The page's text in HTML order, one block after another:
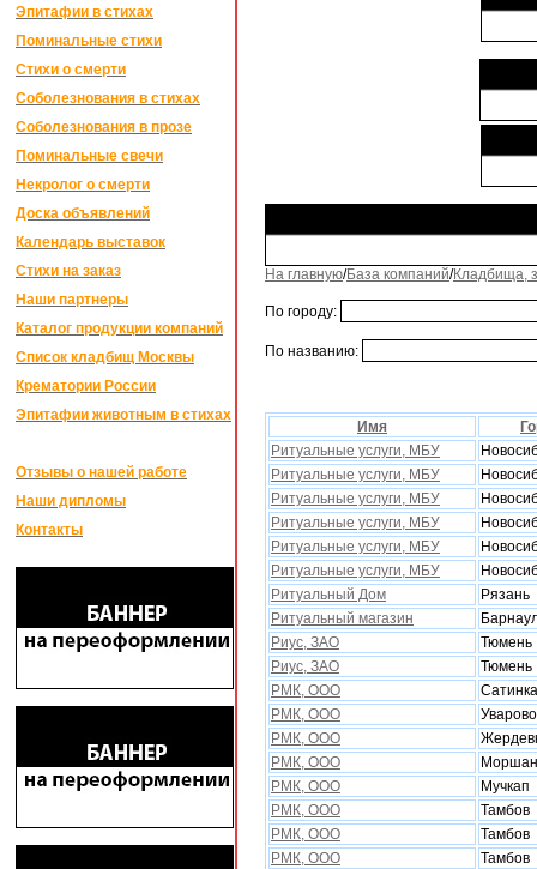
Эпитафии в стихах
Поминальные стихи
Стихи о смерти
Соболезнования в стихах
Соболезнования в прозе
Поминальные свечи
Некролог о смерти
Доска объявлений
Календарь выставок
Стихи на заказ
Наши партнеры
Каталог продукции компаний
Список кладбищ Москвы
Крематории России
Эпитафии животным в стихах
Отзывы о нашей работе
Наши дипломы
Контакты
На главную/База компаний/Кладбища,
По городу:
По названию:
Имя
Ритуальные услуги, МБУ
Ритуальные услуги, МБУ
Ритуальные услуги, МБУ
Ритуальные услуги, МБУ
Ритуальные услуги, МБУ
Ритуальные услуги, МБУ
Ритуальный Дом
Рязань
Ритуальный магазин
Риус, ЗАО
Тюмень
Риус, ЗАО
Тюмень
РМК, ООО
Сатинка
РМК, ООО
Уварово
РМК, ООО
РМК, ООО
РМК, ООО
Мучкап
РМК, ООО
Тамбов
РМК, ООО
Тамбов
РМК, ООО
Тамбов